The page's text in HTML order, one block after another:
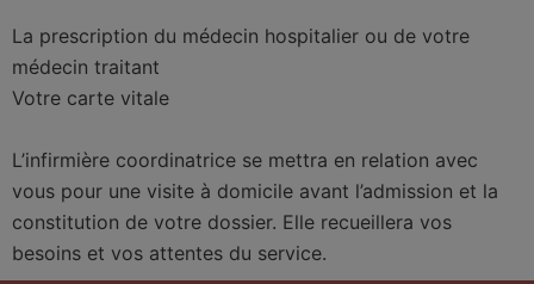
La prescription du médecin hospitalier ou de votre
médecin traitant
Votre carte vitale
L’infirmière coordinatrice se mettra en relation avec
vous pour une visite à domicile avant l’admission et la
constitution de votre dossier. Elle recueillera vos
besoins et vos attentes du service.